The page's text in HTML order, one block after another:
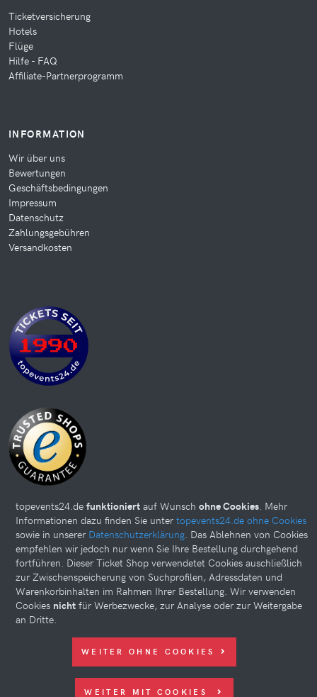
Ticketversicherung
Hotels
Flüge
Hilfe - FAQ
Affiliate-Partnerprogramm
INFORMATION
Wir über uns
Bewertungen
Geschäftsbedingungen
Impressum
Datenschutz
Zahlungsgebühren
Versandkosten
Diese Website kann Cookies verwenden. Bitte nehmen Sie weiter
unten Ihre Einstellungen vor.
© 2026 topevents24.de. All rights reserved.
topevents24.de funktioniert auf Wunsch ohne Cookies. Mehr
Informationen dazu finden Sie unter topevents24.de ohne Cookies
sowie in unserer Datenschutzerklärung. Das Ablehnen von Cookies
empfehlen wir jedoch nur wenn Sie Ihre Bestellung durchgehend
fortführen. Dieser Ticket Shop verwendetet Cookies auschließlich
zur Zwischenspeicherung von Suchprofilen, Adressdaten und
Warenkorbinhalten im Rahmen Ihrer Bestellung. Wir verwenden
Cookies nicht für Werbezwecke, zur Analyse oder zur Weitergabe
an Dritte.
WEITER OHNE COOKIES
WEITER MIT COOKIES